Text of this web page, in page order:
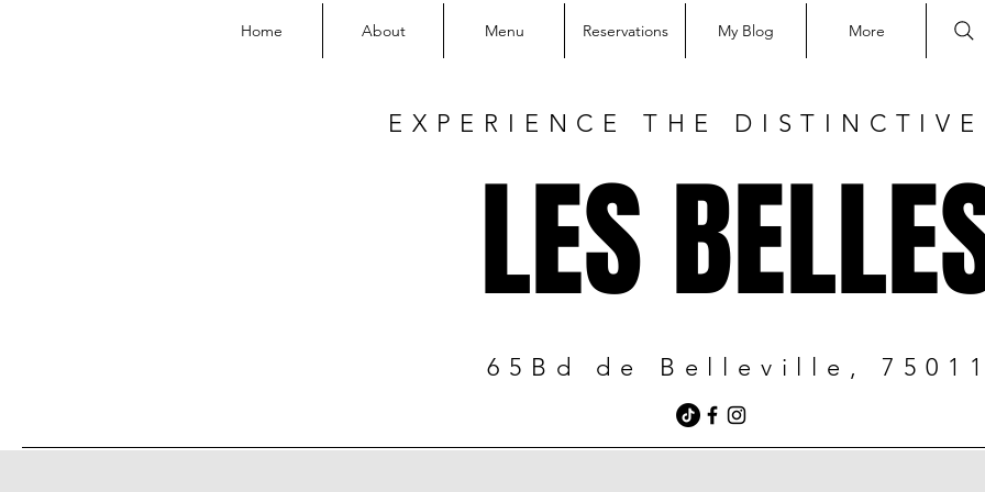
Home About Menu Reservations My Blog More
EXPERIENCE THE
LES
65Bd de Belleville, 75011